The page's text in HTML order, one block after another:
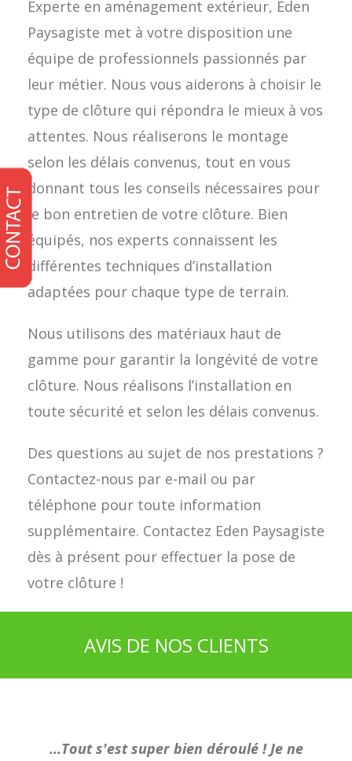
Experte en aménagement extérieur, Eden
Paysagiste met à votre disposition une
équipe de professionnels passionnés par
leur métier. Nous vous aiderons à choisir le
type de clôture qui répondra le mieux à vos
attentes. Nous réaliserons le montage
selon les délais convenus, tout en vous
donnant tous les conseils nécessaires pour
le bon entretien de votre clôture. Bien
équipés, nos experts connaissent les
différentes techniques d’installation
adaptées pour chaque type de terrain.
Nous utilisons des matériaux haut de
gamme pour garantir la longévité de votre
clôture. Nous réalisons l’installation en
toute sécurité et selon les délais convenus.
Des questions au sujet de nos prestations ?
Contactez-nous par e-mail ou par
téléphone pour toute information
supplémentaire. Contactez Eden Paysagiste
dès à présent pour effectuer la pose de
votre clôture !
AVIS DE NOS CLIENTS
…Tout s'est super bien déroulé ! Je ne